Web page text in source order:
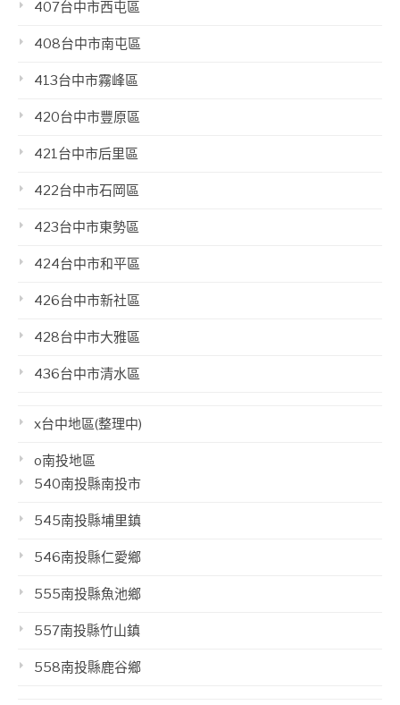
407台中市西屯區
408台中市南屯區
413台中市霧峰區
420台中市豐原區
421台中市后里區
422台中市石岡區
423台中市東勢區
424台中市和平區
426台中市新社區
428台中市大雅區
436台中市清水區
x台中地區(整理中)
o南投地區
540南投縣南投市
545南投縣埔里鎮
546南投縣仁愛鄉
555南投縣魚池鄉
557南投縣竹山鎮
558南投縣鹿谷鄉